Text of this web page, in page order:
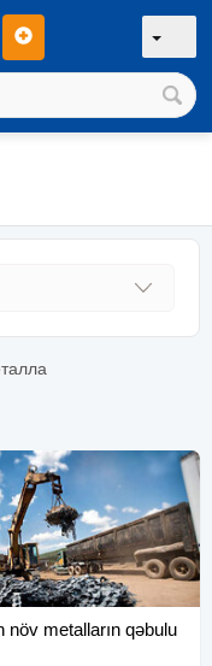
növ metalların qəbulu